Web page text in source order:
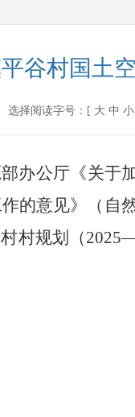
谷村国土
择阅读字号：[ 大 中 小
办公厅《关于
的意见》（自
村规划（